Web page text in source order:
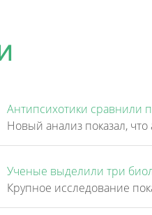
Антипсихотики сравнили
Ученые выделили три